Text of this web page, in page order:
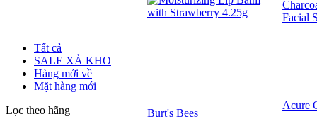
Tất cả
SALE XẢ KHO
Hàng mới về
Mặt hàng mới
Lọc theo hãng
Burt's Bees
Acure